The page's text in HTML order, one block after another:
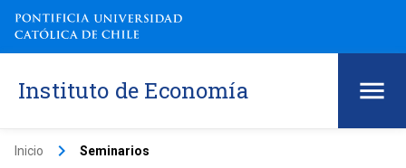
Instituto de Economía
Inicio keyboard_arrow_right Seminarios